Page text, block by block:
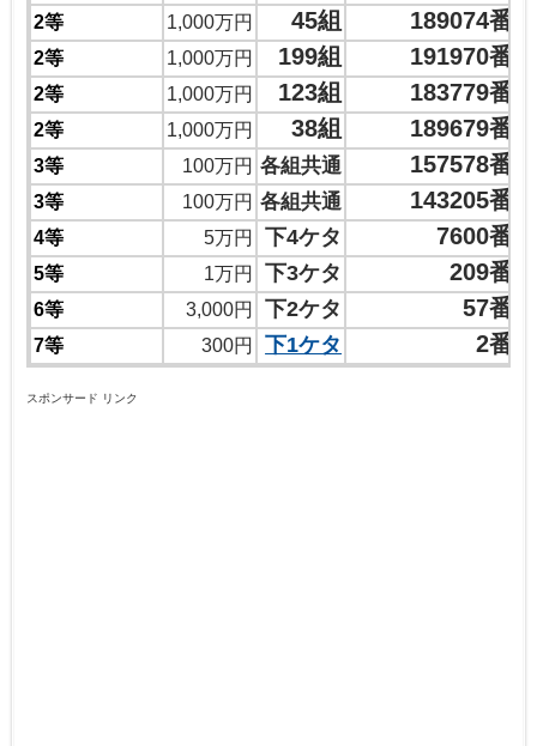
2等 1,000万円 45組 189074番
2等 1,000万円 199組 191970番
2等 1,000万円 123組 183779番
2等 1,000万円 38組 189679番
3等 100万円 各組共通 157578番
3等 100万円 各組共通 143205番
4等 5万円 下4ケタ 7600番
5等 1万円 下3ケタ 209番
6等 3,000円 下2ケタ 57番
7等 300円 下1ケタ 2番
スポンサード リンク